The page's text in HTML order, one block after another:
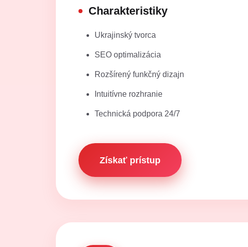
Charakteristiky
Ukrajinský tvorca
SEO optimalizácia
Rozšírený funkčný dizajn
Intuitívne rozhranie
Technická podpora 24/7
Získať prístup